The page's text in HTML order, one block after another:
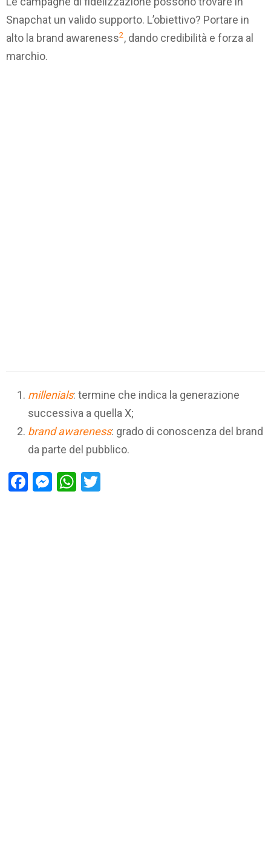
Snapchat un valido supporto. L’obiettivo? Portare in
alto la brand awareness2, dando credibilità e forza al
marchio.
millenials: termine che indica la generazione
successiva a quella X;
brand awareness: grado di conoscenza del brand
da parte del pubblico.
Facebook
Messenger
WhatsApp